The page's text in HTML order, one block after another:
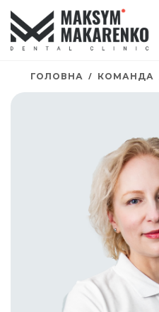
КЕЙСИ
ПАЦІЄНТАМ
097 332 49 99
ОНЛАЙН ЗАПИС
ПОСЛУГИ
097
ГОЛОВНА КОМАНДА